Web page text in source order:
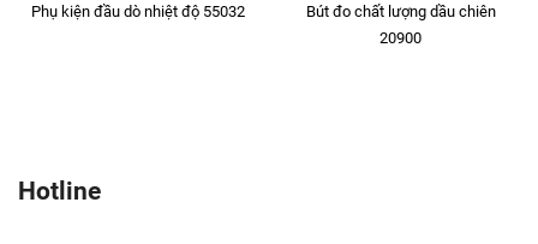
Phụ kiện đầu dò nhiệt độ 55032
Bút đo chất lượng dầu chiên
20900
Hotline